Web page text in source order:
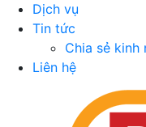
Dịch vụ
Tin tức
Chia sẻ kinh
Liên hệ